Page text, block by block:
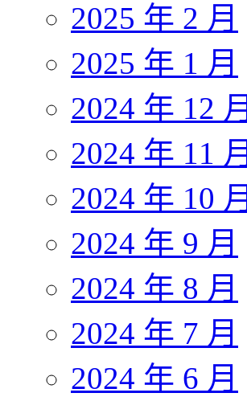
2025 年 2 月
2025 年 1 月
2024 年 12 月
2024 年 11 月
2024 年 10 月
2024 年 9 月
2024 年 8 月
2024 年 7 月
2024 年 6 月